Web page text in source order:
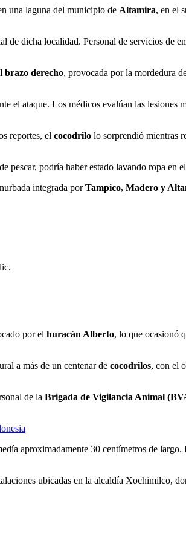
una laguna del municipio de Altamira, en el
de dicha localidad. Personal de servicios de
brazo derecho, provocada por la mordedura
el ataque. Los médicos evalúan las lesiones
reportes, el cocodrilo lo sorprendió mientras
pescar, podría haber estado lavando ropa en
integrada porTampico, Madero y
por el huracán Alberto, lo que ocasionó
a más de un centenar de cocodrilos, con el
de la Brigada de Vigilancia Animal
aproximadamente 30 centímetros de
ubicadas en la alcaldía Xochimilco,